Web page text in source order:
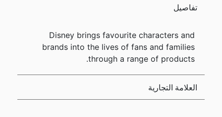
تفاصيل
Disney brings favourite characters and
brands into the lives of fans and families
through a range of products.
العلامة التجارية